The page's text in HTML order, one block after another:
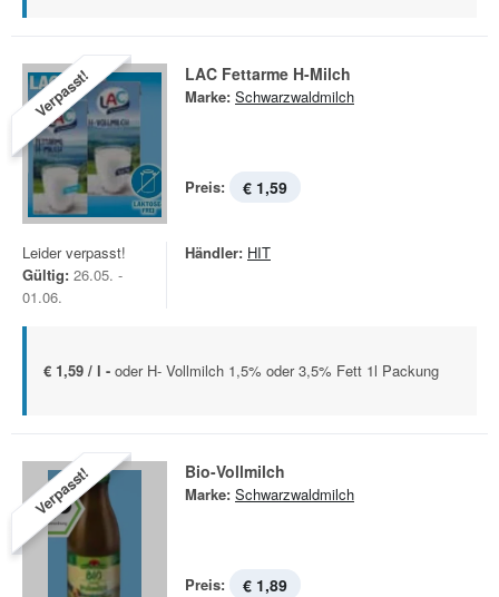
Verpasst! LAC Fettarme H-Milch
Marke: Schwarzwaldmilch
Preis: € 1,59
Leider verpasst!
Gültig: 26.05. -
01.06.
Händler: HIT
€ 1,59 / l - oder H- Vollmilch 1,5% oder 3,5% Fett 1l Packung
Verpasst! Bio-Vollmilch
Marke: Schwarzwaldmilch
Preis: € 1,89